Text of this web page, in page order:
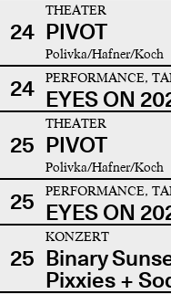
24
THEATER
PIVOT
Polivka/Hafner/Koch
24 PERFORMANCE,
EYES ON
25
THEATER
PIVOT
Polivka/Hafner/Koch
25 PERFORMANCE,
EYES ON
25
KONZERT
Binary
Pixxies +